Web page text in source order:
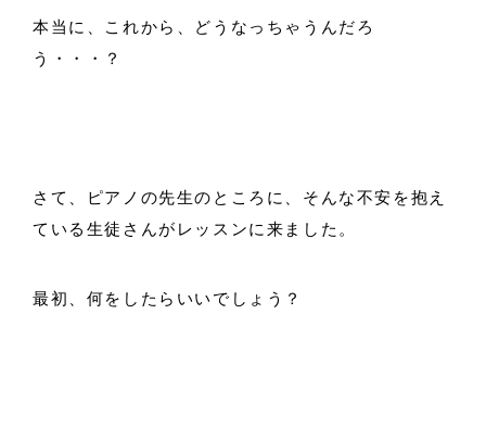
本当に、これから、どうなっちゃうんだろ
う・・・？
さて、ピアノの先生のところに、そんな不安を抱え
ている生徒さんがレッスンに来ました。
最初、何をしたらいいでしょう？